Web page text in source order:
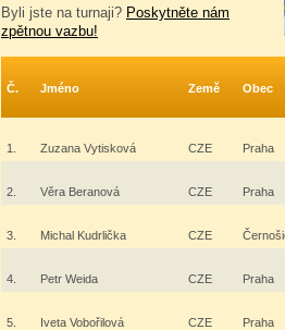
Byli jste na turnaji? Poskytněte nám
zpětnou vazbu!
Č. Jméno Země Obec
1. Zuzana Vytisková CZE Praha
2. Věra Beranová CZE Praha
3. Michal Kudrlička CZE
4. Petr Weida CZE Praha
5. Iveta Vobořilová CZE Praha